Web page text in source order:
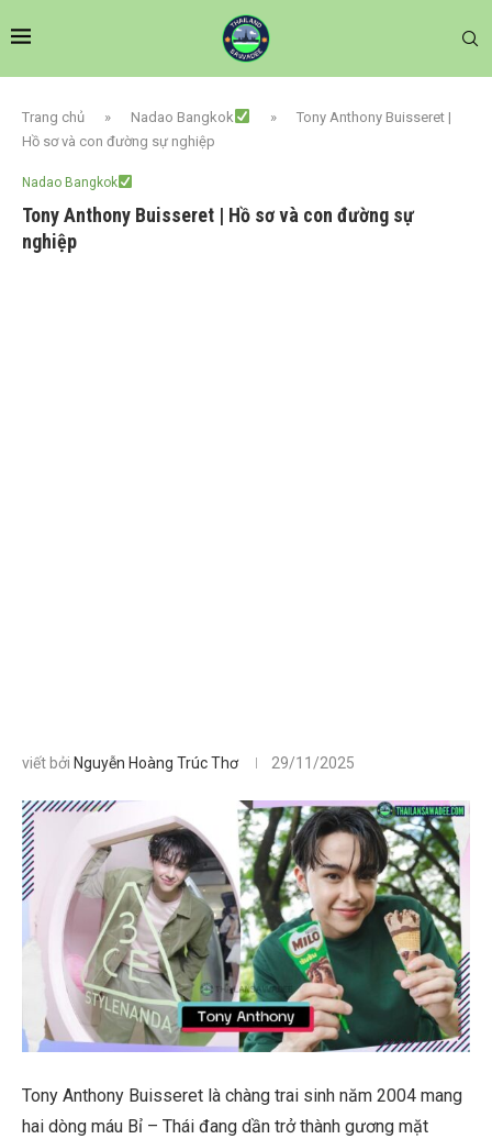
Trang chủ » Nadao Bangkok »
Tony Anthony Buisseret |
Hồ sơ và con đường sự nghiệp
Nadao Bangkok
Tony Anthony Buisseret | Hồ sơ và con đường sự
nghiệp
viết bởi Nguyễn Hoàng Trúc Thơ 29/11/2025
Tony Anthony Buisseret là chàng trai sinh năm 2004 mang
hai dòng máu Bỉ – Thái đang dần trở thành gương mặt